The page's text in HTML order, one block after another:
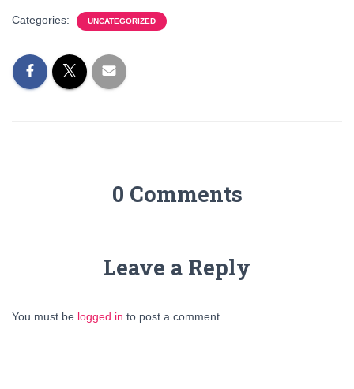
Categories: UNCATEGORIZED
0 Comments
Leave a Reply
You must be logged in to post a comment.